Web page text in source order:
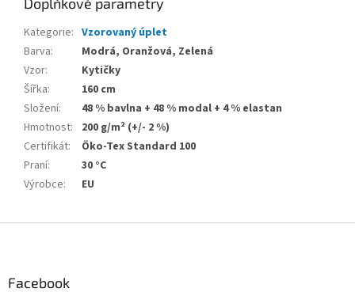
Kategorie: Vzorovaný úplet
Barva:
Modrá, Oranžová, Zelená
Vzor:
Kytičky
Šířka:
160 cm
Složení:
48 % bavlna + 48 % modal + 4 % elastan
Hmotnost:
200 g/m² (+/- 2 %)
Certifikát:
Öko-Tex Standard 100
Praní:
30 °C
Výrobce: EU
Facebook